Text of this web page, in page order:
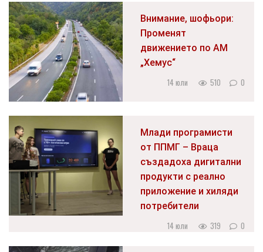
Внимание, шофьори:
Променят
движението по АМ
„Хемус“
14 юли 510 0
Млади програмисти
от ППМГ – Враца
създадоха дигитални
продукти с реално
приложение и хиляди
потребители
14 юли 319 0